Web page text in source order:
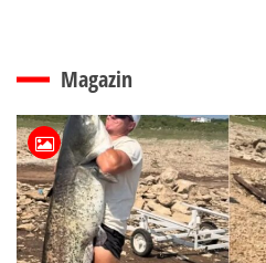
Magazin